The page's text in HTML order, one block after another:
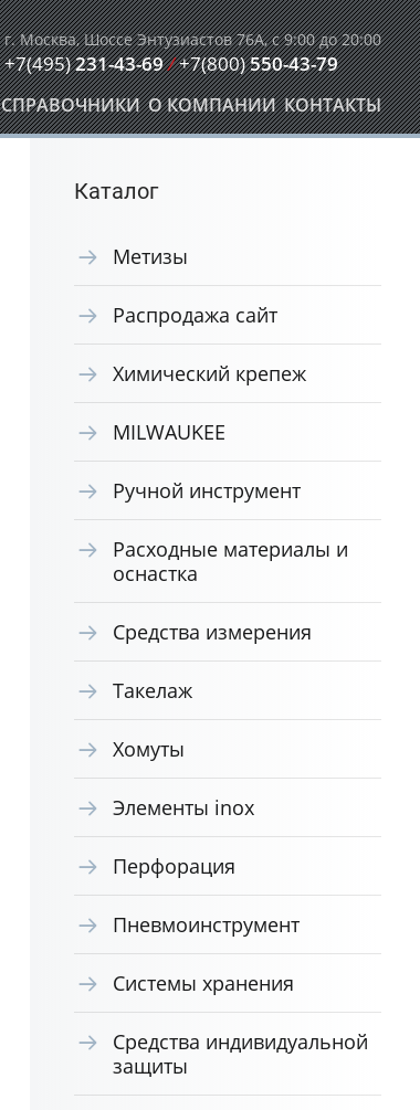
г. Москва, Шоссе Энтузиастов 76А, с 9:00 до 20:00
+7(495)231-43-69/+7(800)550-43-79
СПРАВОЧНИКИ О КОМПАНИИ КОНТАКТЫ
Каталог
Метизы
Распродажа сайт
Химический крепеж
MILWAUKEE
Ручной инструмент
Расходные материалы и
оснастка
Средства измерения
Такелаж
Хомуты
Элементы inox
Перфорация
Пневмоинструмент
Системы хранения
Средства индивидуальной
защиты